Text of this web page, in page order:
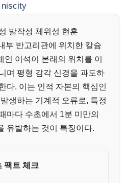
niscity
발작성 체위성 현훈
부 반고리관에 위치한 칼슘
이석이 본래의 위치를 이
며 평형 감각 신경을 과도하
다. 이는 인적 자본의 핵심인
생하는 기계적 오류로, 특정
마다 수초에서 1분 미만의
유발하는 것이 특징이다.
팩트 체크